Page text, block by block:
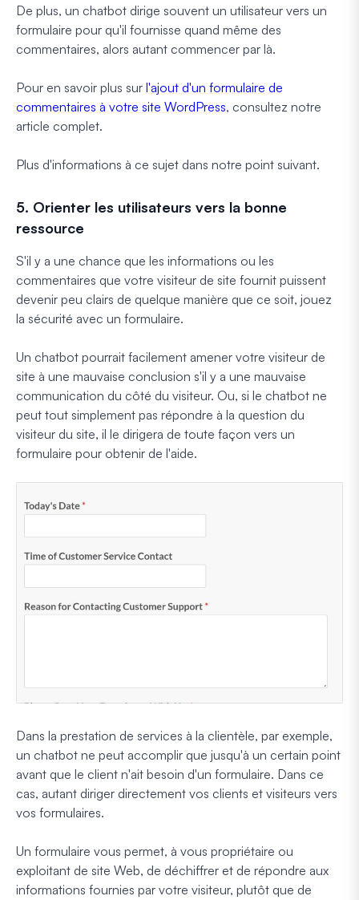
De plus, un chatbot dirige souvent un utilisateur vers un
formulaire pour qu'il fournisse quand même des
commentaires, alors autant commencer par là.
Pour en savoir plus sur l'ajout d'un formulaire de
commentaires à votre site WordPress, consultez notre
article complet.
Plus d'informations à ce sujet dans notre point suivant.
5. Orienter les utilisateurs vers la bonne
ressource
S'il y a une chance que les informations ou les
commentaires que votre visiteur de site fournit puissent
devenir peu clairs de quelque manière que ce soit, jouez
la sécurité avec un formulaire.
Un chatbot pourrait facilement amener votre visiteur de
site à une mauvaise conclusion s'il y a une mauvaise
communication du côté du visiteur. Ou, si le chatbot ne
peut tout simplement pas répondre à la question du
visiteur du site, il le dirigera de toute façon vers un
formulaire pour obtenir de l'aide.
Dans la prestation de services à la clientèle, par exemple,
un chatbot ne peut accomplir que jusqu'à un certain point
avant que le client n'ait besoin d'un formulaire. Dans ce
cas, autant diriger directement vos clients et visiteurs vers
vos formulaires.
Un formulaire vous permet, à vous propriétaire ou
exploitant de site Web, de déchiffrer et de répondre aux
informations fournies par votre visiteur, plutôt que de